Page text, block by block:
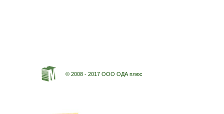
© 2008 - 2017 ООО ОДА плюс